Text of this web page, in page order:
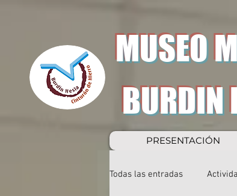
MUSEO
PRESENTACIÓN
BURDIN
Todas las entradas